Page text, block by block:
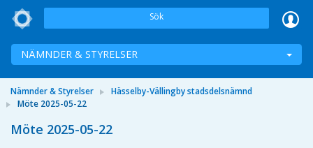
Sök
NÄMNDER & STYRELSER
Nämnder & Styrelser
Hässelby-Vällingby stadsdelsnämnd
Möte 2025-05-22
Möte 2025-05-22